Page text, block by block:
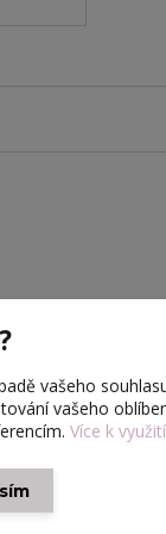
sluší
ručně vyráběné
Barbie i
vašeho
vašeho
Více k